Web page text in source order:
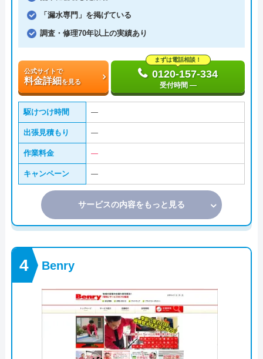
「漏水専門」を掲げている
調査・修理70年以上の実績あり
公式サイトで
料金詳細を見る
まずは電話相談！
0120-157-334
受付時間 ―
駆けつけ時間 ―
出張見積もり ―
作業料金 ―
キャンペーン ―
サービスの内容をもっと見る
Benry